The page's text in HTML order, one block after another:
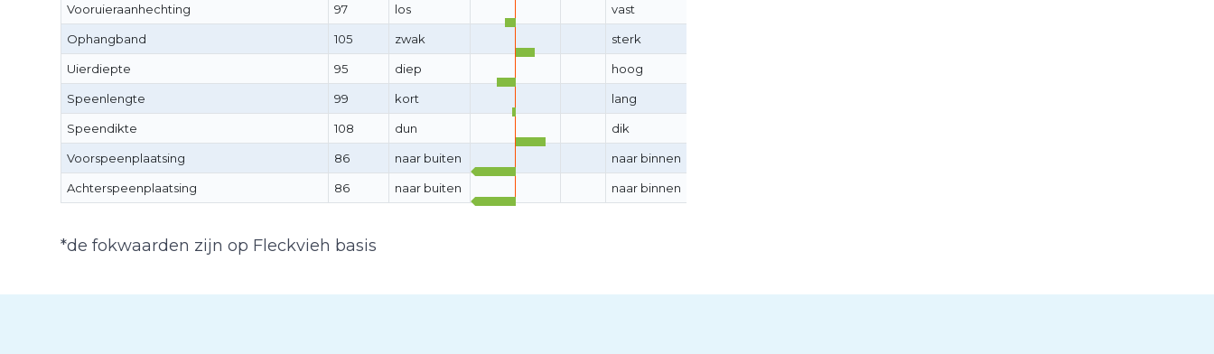
Vooruieraanhechting 97 los vast
Ophangband 105 zwak sterk
Uierdiepte 95 diep hoog
Speenlengte 99 kort lang
Speendikte 108 dun dik
Voorspeenplaatsing 86 naar buiten naar binnen
Achterspeenplaatsing 86 naar buiten naar binnen
*de fokwaarden zijn op Fleckvieh basis